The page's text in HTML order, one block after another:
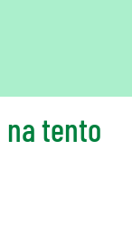
na tento